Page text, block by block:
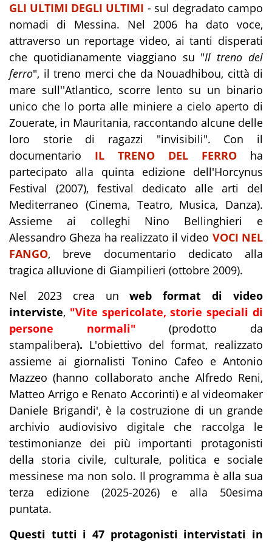
GLI ULTIMI DEGLI ULTIMI - sul degradato campo
nomadi di Messina. Nel 2006 ha dato voce,
attraverso un reportage video, ai tanti disperati
che quotidianamente viaggiano su "Il treno del
ferro", il treno merci che da Nouadhibou, città di
mare sull''Atlantico, scorre lento su un binario
unico che lo porta alle miniere a cielo aperto di
Zouerate, in Mauritania, raccontando alcune delle
loro storie di ragazzi "invisibili". Con il
documentario IL TRENO DEL FERRO ha
partecipato alla quinta edizione dell'Horcynus
Festival (2007), festival dedicato alle arti del
Mediterraneo (Cinema, Teatro, Musica, Danza).
Assieme ai colleghi Nino Bellinghieri e
Alessandro Gheza ha realizzato il video VOCI NEL
FANGO, breve documentario dedicato alla
tragica alluvione di Giampilieri (ottobre 2009).
Nel 2023 crea unweb format di video
interviste, "Vite spericolate, storie speciali di
persone normali"(prodotto da
stampalibera). L'obiettivo del format, realizzato
assieme ai giornalisti Tonino Cafeo e Antonio
Mazzeo (hanno collaborato anche Alfredo Reni,
Matteo Arrigo e Renato Accorinti) e al videomaker
Daniele Brigandi', è la costruzione di un grande
archivio audiovisivo digitale che raccolga le
testimonianze dei più importanti protagonisti
della storia civile, culturale, politica e sociale
messinese ma non solo. Il programma è alla sua
terza edizione (2025-2026) e alla 50esima
puntata.
Questi tutti i 47 protagonisti intervistati in